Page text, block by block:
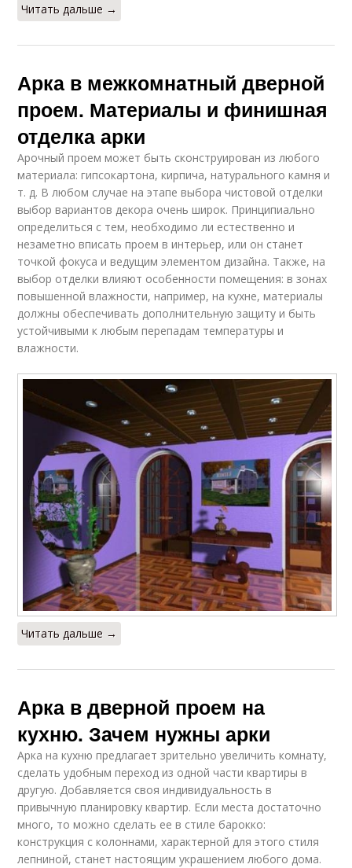
Читать дальше →
Арка в межкомнатный дверной
проем. Материалы и финишная
отделка арки
Арочный проем может быть сконструирован из любого
материала: гипсокартона, кирпича, натурального камня и
т. д. В любом случае на этапе выбора чистовой отделки
выбор вариантов декора очень широк. Принципиально
определиться с тем, необходимо ли естественно и
незаметно вписать проем в интерьер, или он станет
точкой фокуса и ведущим элементом дизайна. Также, на
выбор отделки влияют особенности помещения: в зонах
повышенной влажности, например, на кухне, материалы
должны обеспечивать дополнительную защиту и быть
устойчивыми к любым перепадам температуры и
влажности.
Читать дальше →
Арка в дверной проем на
кухню. Зачем нужны арки
Арка на кухню предлагает зрительно увеличить комнату,
сделать удобным переход из одной части квартиры в
другую. Добавляется своя индивидуальность в
привычную планировку квартир. Если места достаточно
много, то можно сделать ее в стиле барокко:
конструкция с колоннами, характерной для этого стиля
лепниной, станет настоящим украшением любого дома.